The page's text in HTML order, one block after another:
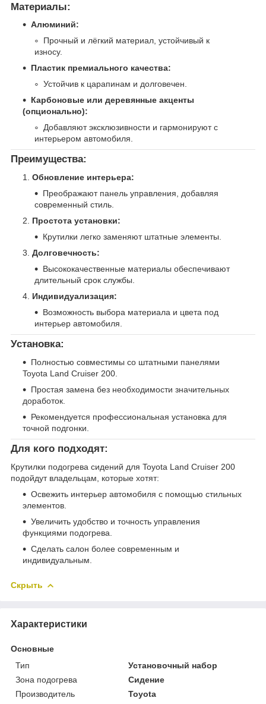
Материалы:
Алюминий:
Прочный и лёгкий материал, устойчивый к
износу.
Пластик премиального качества:
Устойчив к царапинам и долговечен.
Карбоновые или деревянные акценты
(опционально):
Добавляют эксклюзивности и гармонируют с
интерьером автомобиля.
Преимущества:
Обновление интерьера:
Преображают панель управления, добавляя
современный стиль.
Простота установки:
Крутилки легко заменяют штатные элементы.
Долговечность:
Высококачественные материалы обеспечивают
длительный срок службы.
Индивидуализация:
Возможность выбора материала и цвета под
интерьер автомобиля.
Установка:
Полностью совместимы со штатными панелями
Toyota Land Cruiser 200.
Простая замена без необходимости значительных
доработок.
Рекомендуется профессиональная установка для
точной подгонки.
Для кого подходят:
Крутилки подогрева сидений для Toyota Land Cruiser 200
подойдут владельцам, которые хотят:
Освежить интерьер автомобиля с помощью стильных
элементов.
Увеличить удобство и точность управления
функциями подогрева.
Сделать салон более современным и
индивидуальным.
Скрыть
Характеристики
Основные
Тип
Установочный набор
Зона подогрева
Сидение
Производитель
Toyota